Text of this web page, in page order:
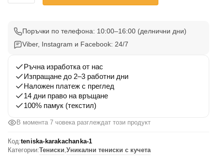
Поръчки по телефона: 10:00–16:00 (делнични дни)
Viber, Instagram и Facebook: 24/7
Ръчна изработка от нас
Изпращане до 2–3 работни дни
Наложен платеж с преглед
14 дни право на връщане
100% памук (текстил)
В момента 7 човека разглеждат този продукт
Код:teniska-karakachanka-1
Категории:Тениски,Уникални тениски с кучета